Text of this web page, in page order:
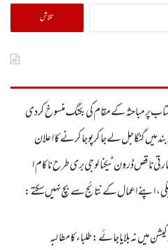
تلاش
کریں
پر مباحثہ کے مقام کی بکنگ منسوخ کر دی
میں گنگا جل لے جا کر پوجا کرنے کا اعلان
ناقص ڈرون ٹیکنالوجی بری طرح ناکام ا
، اپنے اعمال کے نتائج سے بچ نہیں سکتے:
نہ بلایا جائے: طلباءکا مطالبہ